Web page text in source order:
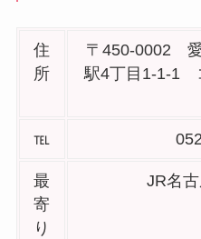
住
所
〒450-0002
駅4丁目1-1-1
℡
最
寄
り
JR名